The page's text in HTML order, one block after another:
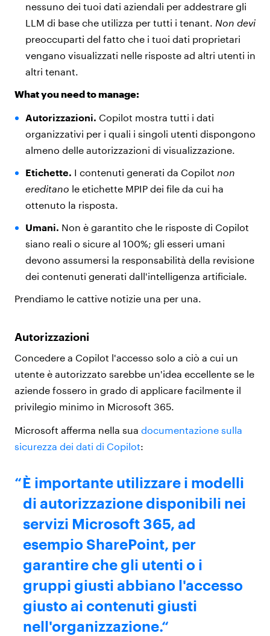
nessuno dei tuoi dati aziendali per addestrare gli
LLM di base che utilizza per tutti i tenant. Non devi
preoccuparti del fatto che i tuoi dati proprietari
vengano visualizzati nelle risposte ad altri utenti in
altri tenant.
What you need to manage:
Autorizzazioni. Copilot mostra tutti i dati
organizzativi per i quali i singoli utenti dispongono
almeno delle autorizzazioni di visualizzazione.
Etichette. I contenuti generati da Copilot non
ereditano le etichette MPIP dei file da cui ha
ottenuto la risposta.
Umani. Non è garantito che le risposte di Copilot
siano reali o sicure al 100%; gli esseri umani
devono assumersi la responsabilità della revisione
dei contenuti generati dall'intelligenza artificiale.
Prendiamo le cattive notizie una per una.
Autorizzazioni
Concedere a Copilot l'accesso solo a ciò a cui un
utente è autorizzato sarebbe un'idea eccellente se le
aziende fossero in grado di applicare facilmente il
privilegio minimo in Microsoft 365.
Microsoft afferma nella sua documentazione sulla
sicurezza dei dati di Copilot:
È importante utilizzare i modelli
di autorizzazione disponibili nei
servizi Microsoft 365, ad
esempio SharePoint, per
garantire che gli utenti o i
gruppi giusti abbiano l'accesso
giusto ai contenuti giusti
nell'organizzazione.